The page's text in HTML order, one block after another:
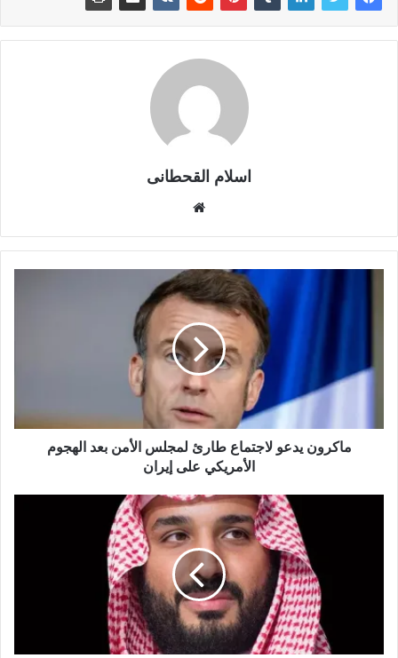
اسلام القحطانى
ق
ع
ا
و
ي
ب
ماكرون يدعو لاجتماع طارئ لمجلس الأمن بعد الهجوم
الأمريكي على إيران